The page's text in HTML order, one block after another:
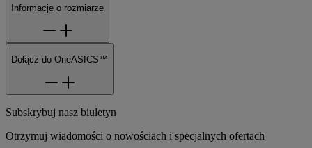
Informacje o rozmiarze
Dołącz do OneASICS™
Subskrybuj nasz biuletyn
Otrzymuj wiadomości o nowościach i specjalnych ofertach